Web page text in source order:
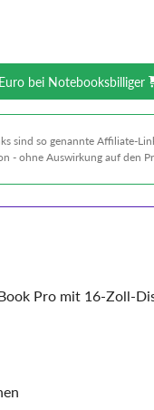
bei Notebooksbilliger
sind so genannte Affiliate-
- ohne Auswirkung auf den
Pro mit 16-Zoll-